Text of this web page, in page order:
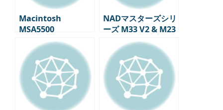
Macintosh
MSA5500
Intiamp、コブズコ
ネクト公式サポート
ファームウェア公
開！
NADマスターズシリ
ーズ M33 V2 & M23
V2, 革新的な技術で
2025年8月発売！